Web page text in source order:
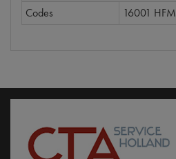
Codes
16001 HFM